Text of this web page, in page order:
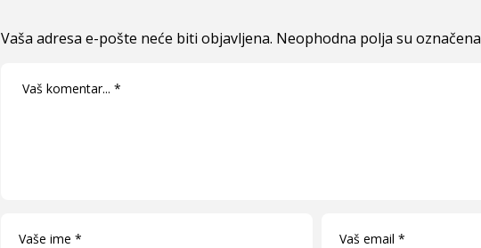
Vaša adresa e-pošte neće biti objavljena. Neophodna polja su označena